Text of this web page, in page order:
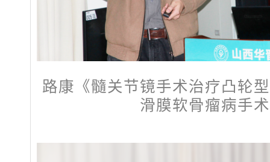
路康《髓关节镜手术治疗凸轮
滑膜软骨瘤病手